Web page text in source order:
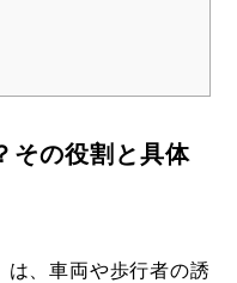
その役割と具体
は、車両や歩行者の誘